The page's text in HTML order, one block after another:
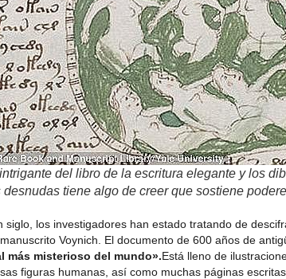
del libro de la escritura elegante y los
desnudas tiene algo de creer que sostiene
siglo, los investigadores han estado tratando de
Voynich. El documento de 600 años de
más misterioso del mundo».Está lleno de
figuras humanas, así como muchas páginas